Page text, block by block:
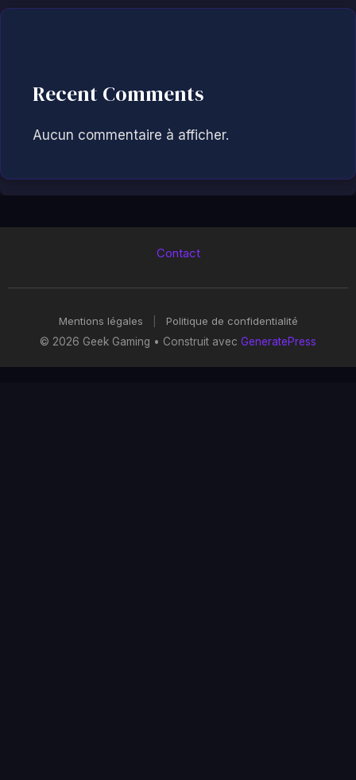
Recent Comments
Aucun commentaire à afficher.
Contact
Mentions légales
Politique de confidentialité
© 2026 Geek Gaming • Construit avec GeneratePress